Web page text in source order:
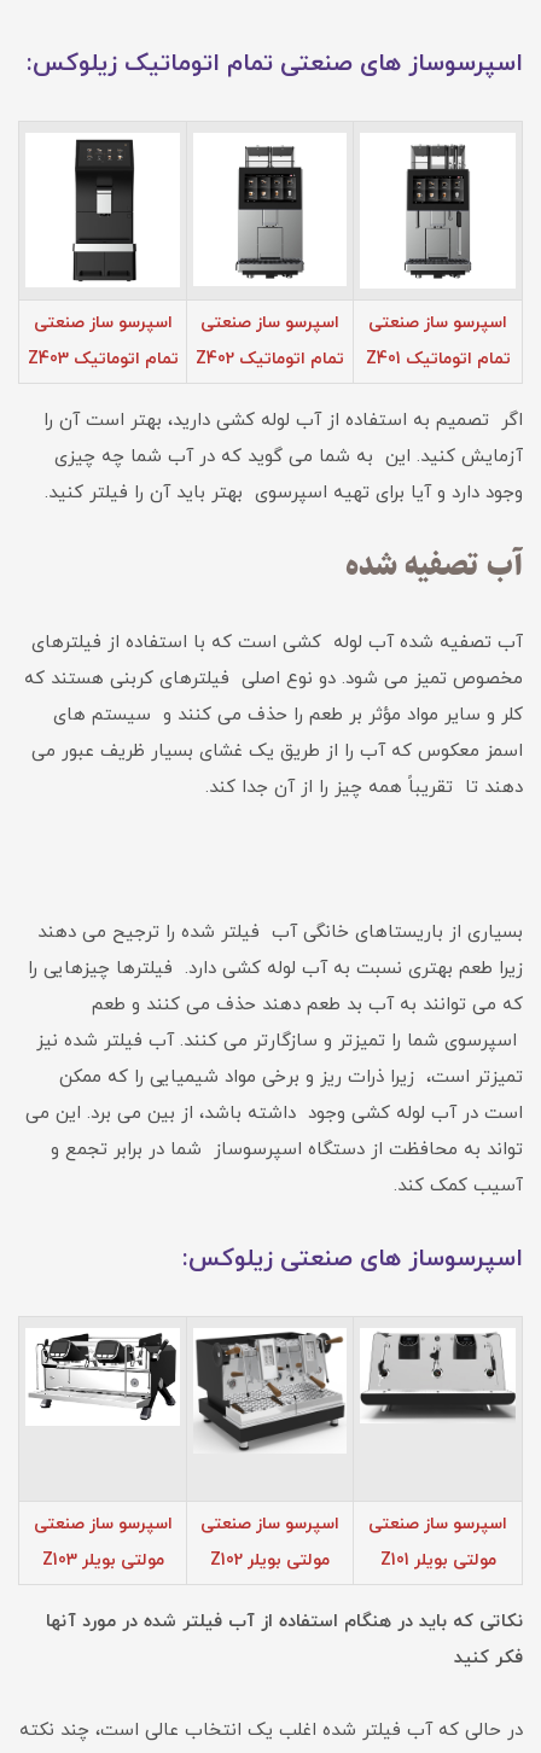
اسپرسوساز های صنعتی تمام اتوماتیک زیلوکس:
اسپرسو ساز صنعتی
تمام اتوماتیک Z401
اسپرسو ساز صنعتی
تمام اتوماتیک Z402
اسپرسو ساز صنعتی
تمام اتوماتیک Z403
اگر تصمیم به استفاده از آب لوله کشی دارید، بهتر است آن را
آزمایش کنید. این به شما می گوید که در آب شما چه چیزی
وجود دارد و آیا برای تهیه اسپرسوی بهتر باید آن را فیلتر کنید.
آب تصفیه شده
آب تصفیه شده آب لوله کشی است که با استفاده از فیلترهای
مخصوص تمیز می شود. دو نوع اصلی فیلترهای کربنی هستند که
کلر و سایر مواد مؤثر بر طعم را حذف می کنند و سیستم های
اسمز معکوس که آب را از طریق یک غشای بسیار ظریف عبور می
دهند تا تقریباً همه چیز را از آن جدا کند.
بسیاری از باریستاهای خانگی آب فیلتر شده را ترجیح می دهند
زیرا طعم بهتری نسبت به آب لوله کشی دارد. فیلترها چیزهایی را
که می توانند به آب بد طعم دهند حذف می کنند و طعم
اسپرسوی شما را تمیزتر و سازگارتر می کنند. آب فیلتر شده نیز
تمیزتر است، زیرا ذرات ریز و برخی مواد شیمیایی را که ممکن
است در آب لوله کشی وجود داشته باشد، از بین می برد. این می
تواند به محافظت از دستگاه اسپرسوساز شما در برابر تجمع و
آسیب کمک کند.
اسپرسوساز های صنعتی زیلوکس:
اسپرسو ساز صنعتی
مولتی بویلر Z101
اسپرسو ساز صنعتی
مولتی بویلر Z102
اسپرسو ساز صنعتی
مولتی بویلر Z103
نکاتی که باید در هنگام استفاده از آب فیلتر شده در مورد آنها
فکر کنید
در حالی که آب فیلتر شده اغلب یک انتخاب عالی است، چند نکته